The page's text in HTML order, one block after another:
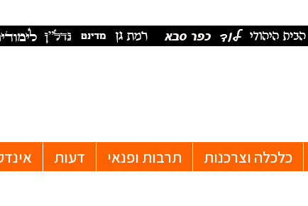
כלכלה וצרכנות תרבות ופנאי דעות